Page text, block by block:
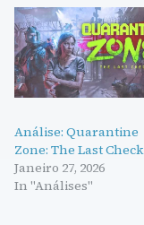
Análise: Quarantine
Zone: The Last Check
Janeiro 27, 2026
In "Análises"